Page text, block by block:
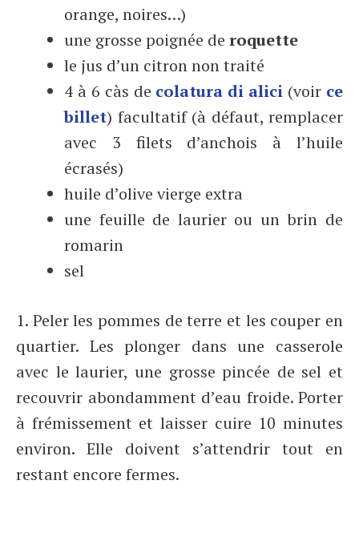
orange, noires…)
une grosse poignée de roquette
le jus d’un citron non traité
4 à 6 càs de colatura di alici (voir ce
billet) facultatif (à défaut, remplacer
avec 3 filets d’anchois à l’huile
écrasés)
huile d’olive vierge extra
une feuille de laurier ou un brin de
romarin
sel
1. Peler les pommes de terre et les couper en
quartier. Les plonger dans une casserole
avec le laurier, une grosse pincée de sel et
recouvrir abondamment d’eau froide. Porter
à frémissement et laisser cuire 10 minutes
environ. Elle doivent s’attendrir tout en
restant encore fermes.